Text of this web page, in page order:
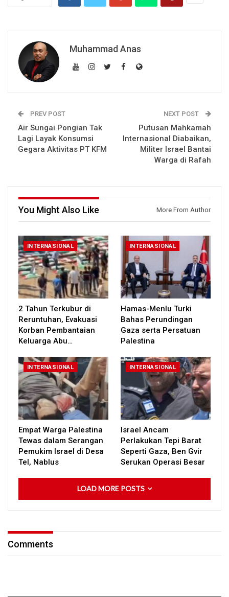
Muhammad Anas
PREV POST
Air Sungai Pongian Tak
Lagi Layak Konsumsi
Gegara Aktivitas PT KFM
NEXT POST
Putusan Mahkamah
Internasional Diabaikan,
Militer Israel Bantai
Warga di Rafah
You Might Also Like More From Author
INTERNASIONAL
2 Tahun Terkubur di
Reruntuhan, Evakuasi
Korban Pembantaian
Keluarga Abu…
INTERNASIONAL
Hamas-Menlu Turki
Bahas Perundingan
Gaza serta Persatuan
Palestina
INTERNASIONAL
Empat Warga Palestina
Tewas dalam Serangan
Pemukim Israel di Desa
Tel, Nablus
INTERNASIONAL
Israel Ancam
Perlakukan Tepi Barat
Seperti Gaza, Ben Gvir
Serukan Operasi Besar
LOAD MORE POSTS
Comments